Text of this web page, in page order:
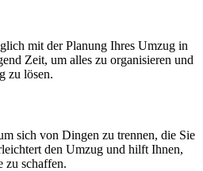
mit der Planung Ihres Umzug in
Zeit, um alles zu organisieren und
zu lösen.
sich von Dingen zu trennen, die Sie
den Umzug und hilft Ihnen,
zu schaffen.